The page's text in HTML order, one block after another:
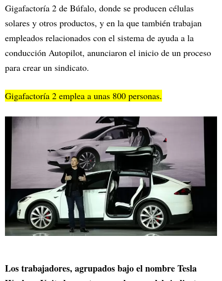
Gigafactoría 2 de Búfalo, donde se producen células
solares y otros productos, y en la que también trabajan
empleados relacionados con el sistema de ayuda a la
conducción Autopilot, anunciaron el inicio de un proceso
para crear un sindicato.
Gigafactoría 2 emplea a unas 800 personas.
Los trabajadores, agrupados bajo el nombre Tesla